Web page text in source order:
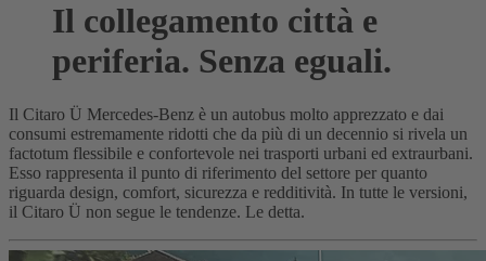
Il collegamento città e
periferia. Senza eguali.
Il Citaro Ü Mercedes-Benz è un autobus molto apprezzato e dai
consumi estremamente ridotti che da più di un decennio si rivela un
factotum flessibile e confortevole nei trasporti urbani ed extraurbani.
Esso rappresenta il punto di riferimento del settore per quanto
riguarda design, comfort, sicurezza e redditività. In tutte le versioni,
il Citaro Ü non segue le tendenze. Le detta.